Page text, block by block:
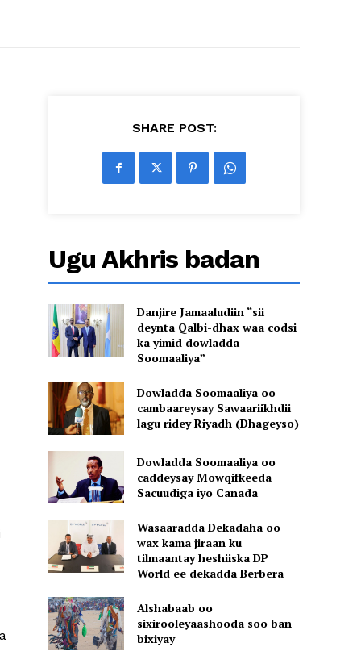
SHARE POST:
Ugu Akhris badan
Danjire Jamaaludiin “sii
deynta Qalbi-dhax waa codsi
ka yimid dowladda
Soomaaliya”
Dowladda Soomaaliya oo
cambaareysay Sawaariikhdii
lagu ridey Riyadh (Dhageyso)
Dowladda Soomaaliya oo
caddeysay Mowqifkeeda
Sacuudiga iyo Canada
Wasaaradda Dekadaha oo
wax kama jiraan ku
tilmaantay heshiiska DP
World ee dekadda Berbera
Alshabaab oo
sixirooleyaashooda soo ban
bixiyay